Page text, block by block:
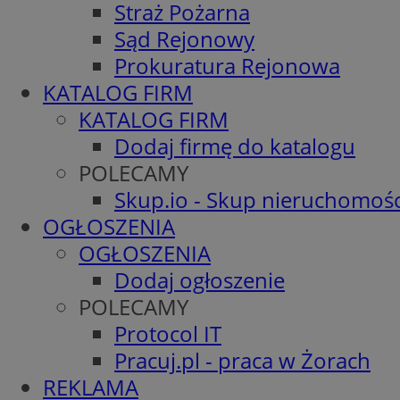
Straż Pożarna
Sąd Rejonowy
Prokuratura Rejonowa
KATALOG FIRM
KATALOG FIRM
Dodaj firmę do katalogu
POLECAMY
Skup.io - Skup
OGŁOSZENIA
OGŁOSZENIA
Dodaj ogłoszenie
POLECAMY
Protocol IT
Pracuj.pl - praca w Żorach
REKLAMA